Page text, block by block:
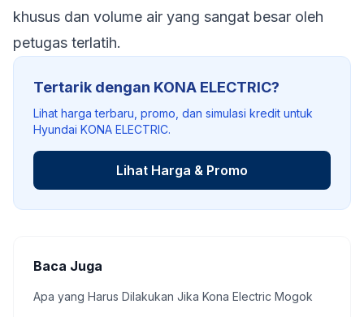
khusus dan volume air yang sangat besar oleh
petugas terlatih.
Tertarik dengan KONA ELECTRIC?
Lihat harga terbaru, promo, dan simulasi kredit untuk
Hyundai KONA ELECTRIC.
Lihat Harga & Promo
Baca Juga
Apa yang Harus Dilakukan Jika Kona Electric Mogok